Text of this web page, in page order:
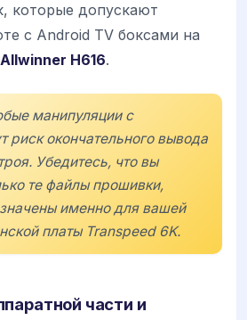
которые допускают
с Android TV боксами на
Allwinner H616.
манипуляции с
риск окончательного вывода
Убедитесь, что вы
те файлы прошивки,
именно для вашей
платы Transpeed 6K.
части и